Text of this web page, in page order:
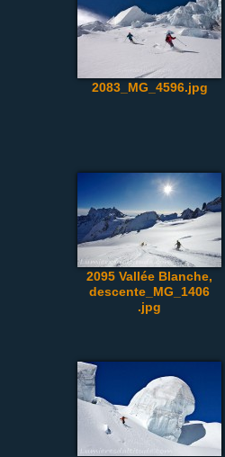
2083_MG_4596.jpg
2095 Vallée Blanche,
descente_MG_1406
.jpg